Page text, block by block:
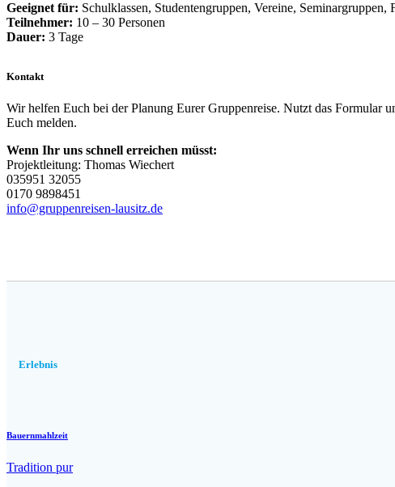
Geeignet für: Schulklassen, Studentengruppen, Vereine, Seminargruppen,
Teilnehmer: 10 – 30 Personen
Dauer: 3 Tage
Kontakt
Wir helfen Euch bei der Planung Eurer Gruppenreise. Nutzt das Formular
Euch melden.
Wenn Ihr uns schnell erreichen müsst:
Projektleitung: Thomas Wiechert
035951 32055
0170 9898451
info@gruppenreisen-lausitz.de
Erlebnis
Bauernmahlzeit
Tradition pur